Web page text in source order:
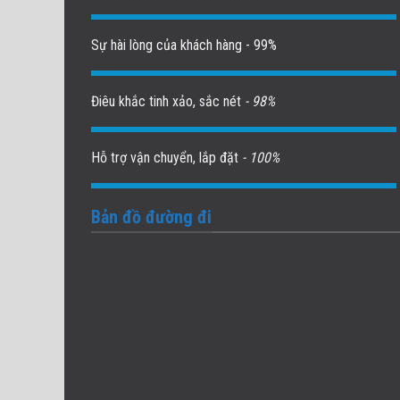
Sự hài lòng của khách hàng - 99%
Điêu khắc tinh xảo, sắc nét - 98%
Hỗ trợ vận chuyển, lắp đặt - 100%
Bản đồ đường đi